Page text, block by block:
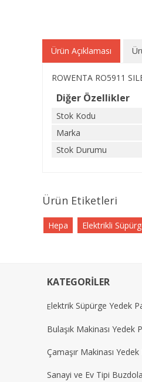
Ürün Açıklaması
ROWENTA RO5911
Diğer Özellikler
Stok Kodu
Marka
Stok Durumu
Ürün Etiketleri
Hepa Elektrikli
KATEGORİLER
Elektrik Süpürge Yedek
Bulaşık Makinası Yedek
Çamaşır Makinası Yedek
Sanayi ve Ev Tipi